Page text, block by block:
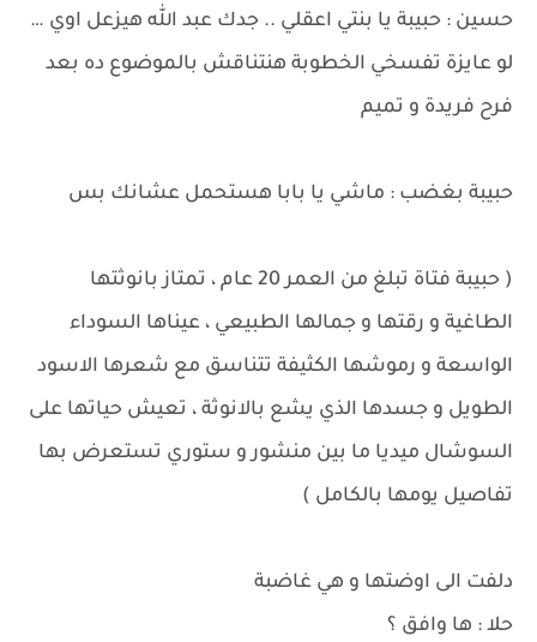
حسين : حبيبة يا بنتي اعقلي .. جدك عبد الله هيزعل اوي …
لو عايزة تفسخي الخطوبة هنتناقش بالموضوع ده بعد
فرح فريدة و تميم
حبيبة بغضب : ماشي يا بابا هستحمل عشانك بس
( حبيبة فتاة تبلغ من العمر 20 عام ، تمتاز بانوثتها
الطاغية و رقتها و جمالها الطبيعي ، عيناها السوداء
الواسعة و رموشها الكثيفة تتناسق مع شعرها الاسود
الطويل و جسدها الذي يشع بالانوثة ، تعيش حياتها على
السوشال ميديا ما بين منشور و ستوري تستعرض بها
تفاصيل يومها بالكامل )
دلفت الى اوضتها و هي غاضبة
حلا : ها وافق ؟